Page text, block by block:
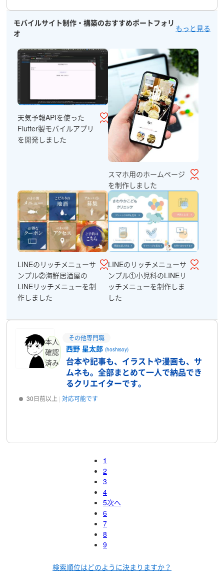
モバイルサイト制作・構築のおすすめポートフォリ
オ
もっと見る
天気予報APIを使った
Flutter製モバイルアプリ
を開発しました
スマホ用のホームページ
を制作しました
LINEのリッチメニューサ
ンプル②海鮮居酒屋の
LINEリッチメニューを制
作しました
LINEのリッチメニューサ
ンプル①小児科のLINEリ
ッチメニューを制作しま
した
本人
確認
済み
その他専門職
西野 星太郎(hoshisoy)
台本や記事も、イラストや漫画も、サ
ムネも。全部まとめて一人で納品でき
るクリエイターです。
30日前以上 対応可能です
1
2
3
4
5
6
7
8
9
次へ
検索順位はどのように決まりますか？